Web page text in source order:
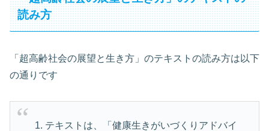
読み方
「超高齢社会の展望と生き方」のテキストの読み方は以下
の通りです
テキストは、「健康生きがいづくりアドバイ